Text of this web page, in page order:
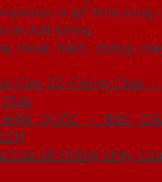
là gì? Nhà cung
chất lượng
thoát hiểm chống
Cửa Gỗ Chống Cháy |
QUỐC | BÁO
Cửa Gỗ Chống Cháy,